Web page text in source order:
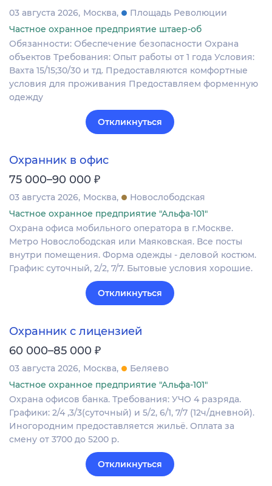
03 августа 2026 Москва
Площадь Революции
Частное охранное предприятие штаер-об
Обязанности: Обеспечение безопасности Охрана
объектов Требования: Опыт работы от 1 года Условия:
Вахта 15/15;30/30 и тд. Предоставляются комфортные
условия для проживания Предоставляем форменную
одежду
Откликнуться
Охранник в офис
75 000–90 000 ₽
03 августа 2026 Москва
Новослободская
Частное охранное предприятие "Альфа-101"
Охрана офиса мобильного оператора в г.Москве.
Метро Новослободская или Маяковская. Все посты
внутри помещения. Форма одежды - деловой костюм.
График: суточный, 2/2, 7/7. Бытовые условия хорошие.
Откликнуться
Охранник с лицензией
60 000–85 000 ₽
03 августа 2026 Москва
Беляево
Частное охранное предприятие "Альфа-101"
Охрана офисов банка. Требования: УЧО 4 разряда.
Графики: 2/4 ,3/3(суточный) и 5/2, 6/1, 7/7 (12ч/дневной).
Иногородним предоставляется жильё. Оплата за
смену от 3700 до 5200 р.
Откликнуться